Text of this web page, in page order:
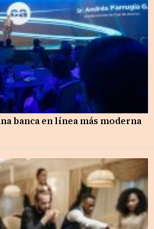
banca en línea más moderna